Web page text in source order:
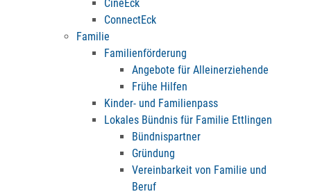
CinéEck
ConnectEck
Familie
Familienförderung
Angebote für Alleinerziehende
Frühe Hilfen
Kinder- und Familienpass
Lokales Bündnis für Familie Ettlingen
Bündnispartner
Gründung
Vereinbarkeit von Familie und
Beruf